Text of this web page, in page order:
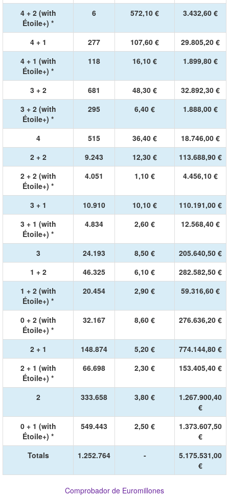
4 + 2 (with
Étoile+) *
6 572,10 € 3.432,60 €
4 + 1 277 107,60 €
29.805,20 €
4 + 1 (with
Étoile+) *
118 16,10 € 1.899,80 €
3 + 2 681 48,30 €
32.892,30 €
3 + 2 (with
Étoile+) *
295 6,40 € 1.888,00 €
4 515 36,40 €
18.746,00 €
2 + 2
9.243 12,30 €
113.688,90 €
2 + 2 (with
Étoile+) *
4.051 1,10 € 4.456,10 €
3 + 1 10.910 10,10 €
110.191,00 €
3 + 1 (with
Étoile+) *
4.834 2,60 € 12.568,40 €
3 24.193 8,50 €
205.640,50 €
1 + 2
46.325 6,10 €
282.582,50 €
1 + 2 (with
Étoile+) *
20.454 2,90 € 59.316,60 €
0 + 2 (with
Étoile+) *
32.167 8,60 € 276.636,20 €
2 + 1 148.874 5,20 €
774.144,80 €
2 + 1 (with
Étoile+) *
66.698 2,30 € 153.405,40 €
2 333.658 3,80 €
1.267.900,40
€
0 + 1 (with
Étoile+) *
549.443 2,50 €
1.373.607,50
€
Totals
1.252.764 -
5.175.531,00
€
Comprobador de Euromillones